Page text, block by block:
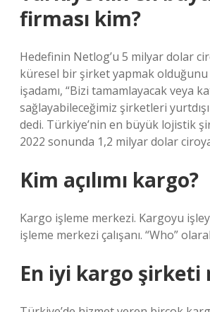
firması kim?
Hedefinin Netlog’u 5 milyar dolar
küresel bir şirket yapmak
işadamı, “Bizi tamamlayacak veya
sağlayabileceğimiz şirketleri
dedi. Türkiye’nin en büyük lojistik
2022 sonunda 1,2 milyar dolar
Kim açılımı kargo?
Kargo işleme merkezi. Kargoyu
işleme merkezi çalışanı. “Who”
En iyi kargo şirketi